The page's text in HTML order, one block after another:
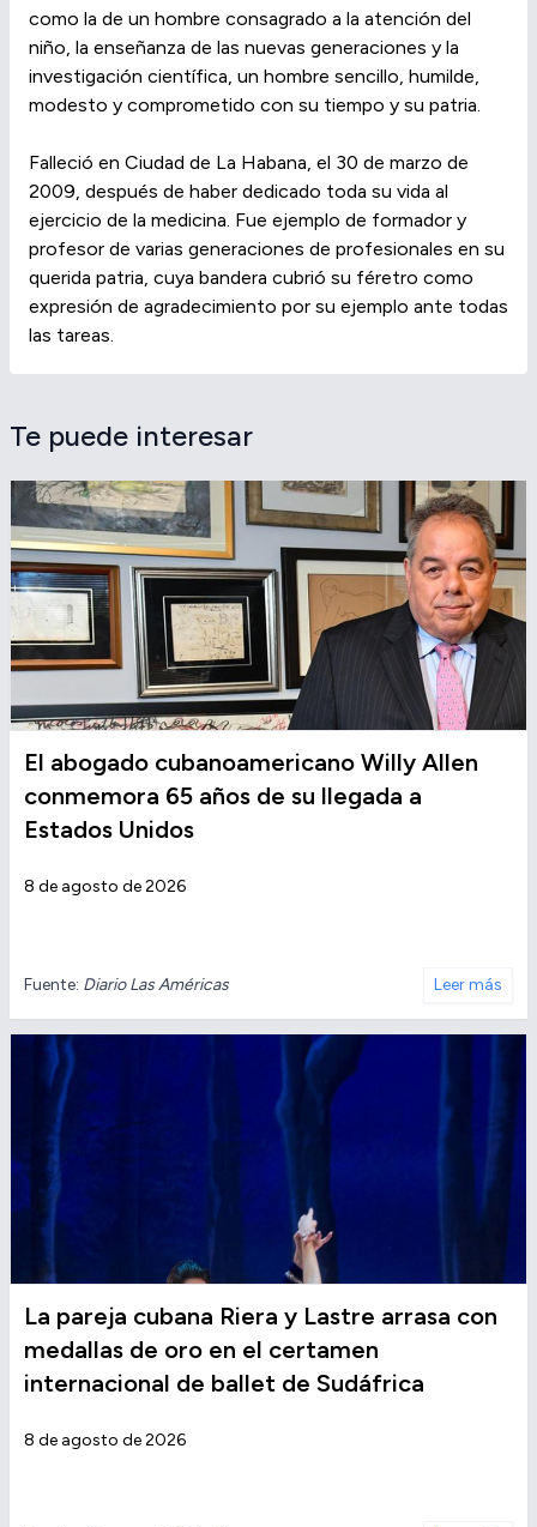
como la de un hombre consagrado a la atención del
niño, la enseñanza de las nuevas generaciones y la
investigación científica, un hombre sencillo, humilde,
modesto y comprometido con su tiempo y su patria.
Falleció en Ciudad de La Habana, el 30 de marzo de
2009, después de haber dedicado toda su vida al
ejercicio de la medicina. Fue ejemplo de formador y
profesor de varias generaciones de profesionales en su
querida patria, cuya bandera cubrió su féretro como
expresión de agradecimiento por su ejemplo ante todas
las tareas.
Te puede interesar
El abogado cubanoamericano Willy Allen
conmemora 65 años de su llegada a
Estados Unidos
8 de agosto de 2026
Fuente: Diario Las Américas Leer más
La pareja cubana Riera y Lastre arrasa con
medallas de oro en el certamen
internacional de ballet de Sudáfrica
8 de agosto de 2026